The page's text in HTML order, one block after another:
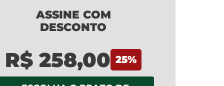
ASSINE COM
DESCONTO
R$ 258,00 25%